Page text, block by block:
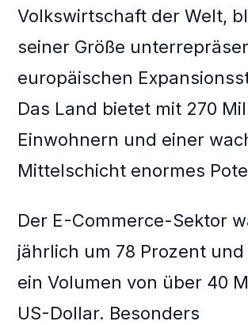
Volkswirtschaft der Welt,
seiner Größe
europäischen
Das Land bietet mit 270
Einwohnern und einer
Mittelschicht enormes
Der E-Commerce-Sektor
jährlich um 78 Prozent
ein Volumen von über 40
US-Dollar. Besonders